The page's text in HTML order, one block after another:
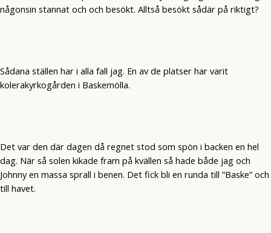
någonsin stannat och och besökt. Alltså besökt sådär på riktigt?
Sådana ställen har i alla fall jag. En av de platser har varit
kolerakyrkogården i Baskemölla.
Det var den där dagen då regnet stod som spön i backen en hel
dag. När så solen kikade fram på kvällen så hade både jag och
Johnny en massa sprall i benen. Det fick bli en runda till ”Baske” och
till havet.